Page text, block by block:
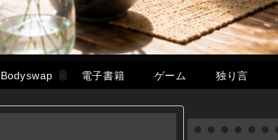
Bodyswap 電子書籍 ゲーム 独り言